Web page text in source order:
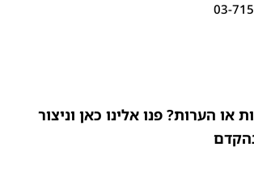
03-
או הערות? פנו אלינו כאן וניצור